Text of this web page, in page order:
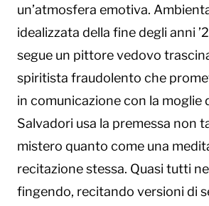
un’atmosfera emotiva.
idealizzata della fine degli anni
segue un pittore vedovo
spiritista fraudolento che
in comunicazione con la moglie
Salvadori usa la premessa non
mistero quanto come una
recitazione stessa. Quasi tutti
fingendo, recitando versioni di